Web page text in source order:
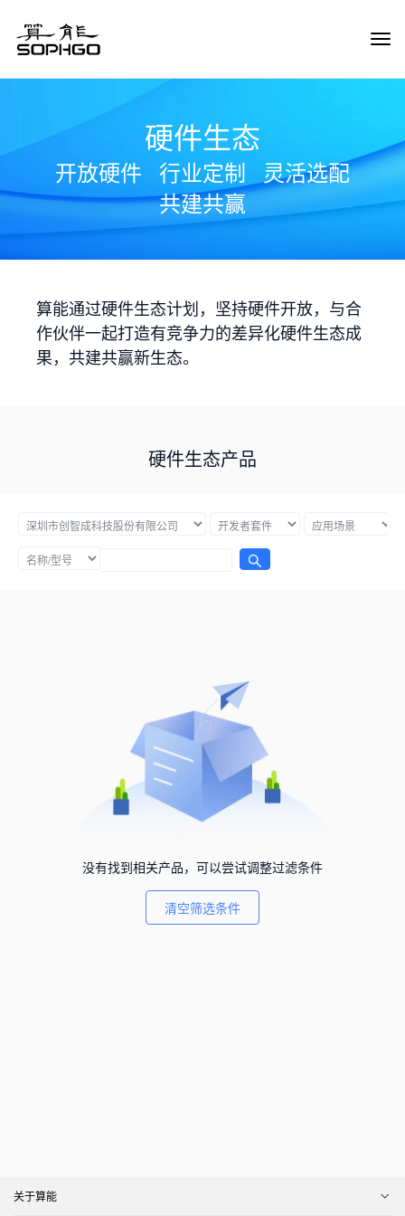
硬件生态
开放硬件 行业定制
灵活选配
共建共赢
算能通过硬件生态计划，坚持硬件开放，与合
作伙伴一起打造有竞争力的差异化硬件生态成
果，共建共赢新生态。
硬件生态产品
没有找到相关产品，可以尝试调整过滤条件
清空筛选条件
关于算能